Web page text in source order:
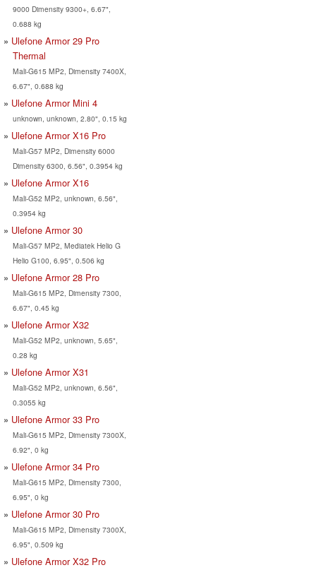
9000 Dimensity 9300+, 6.67",
0.688 kg
Ulefone Armor 29 Pro
Thermal
Mali-G615 MP2, Dimensity 7400X,
6.67", 0.688 kg
Ulefone Armor Mini 4
unknown, unknown, 2.80", 0.15 kg
Ulefone Armor X16 Pro
Mali-G57 MP2, Dimensity 6000
Dimensity 6300, 6.56", 0.3954 kg
Ulefone Armor X16
Mali-G52 MP2, unknown, 6.56",
0.3954 kg
Ulefone Armor 30
Mali-G57 MP2, Mediatek Helio G
Helio G100, 6.95", 0.506 kg
Ulefone Armor 28 Pro
Mali-G615 MP2, Dimensity 7300,
6.67", 0.45 kg
Ulefone Armor X32
Mali-G52 MP2, unknown, 5.65",
0.28 kg
Ulefone Armor X31
Mali-G52 MP2, unknown, 6.56",
0.3055 kg
Ulefone Armor 33 Pro
Mali-G615 MP2, Dimensity 7300X,
6.92", 0 kg
Ulefone Armor 34 Pro
Mali-G615 MP2, Dimensity 7300,
6.95", 0 kg
Ulefone Armor 30 Pro
Mali-G615 MP2, Dimensity 7300X,
6.95", 0.509 kg
Ulefone Armor X32 Pro